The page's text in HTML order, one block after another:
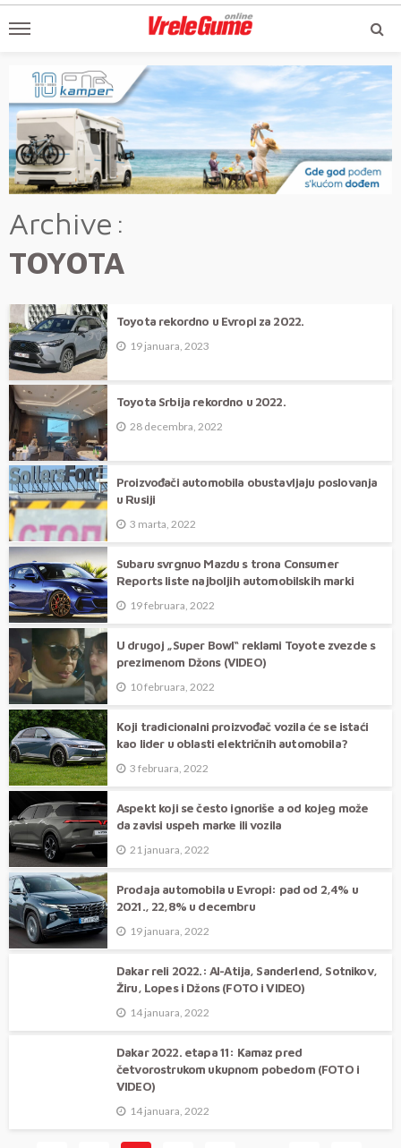
Archive
TOYOTA
Toyota rekordno u Evropi za 2022.
19 januara, 2023
Toyota Srbija rekordno u 2022.
28 decembra, 2022
Proizvođači automobila obustavljaju poslovanja
u Rusiji
3 marta, 2022
Subaru svrgnuo Mazdu s trona Consumer
Reports liste najboljih automobilskih marki
19 februara, 2022
U drugoj „Super Bowl“ reklami Toyote zvezde s
prezimenom Džons (VIDEO)
10 februara, 2022
Koji tradicionalni proizvođač vozila će se istaći
kao lider u oblasti električnih automobila?
3 februara, 2022
Aspekt koji se često ignoriše a od kojeg može
da zavisi uspeh marke ili vozila
21 januara, 2022
Prodaja automobila u Evropi: pad od 2,4% u
2021., 22,8% u decembru
19 januara, 2022
Dakar reli 2022.: Al-Atija, Sanderlend, Sotnikov,
Žiru, Lopes i Džons (FOTO i VIDEO)
14 januara, 2022
Dakar 2022. etapa 11: Kamaz pred
četvorostrukom ukupnom pobedom (FOTO i
VIDEO)
14 januara, 2022